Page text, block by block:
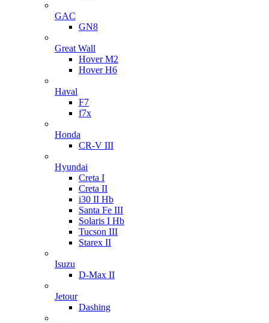
GAC
GN8
Great Wall
Hover M2
Hover H6
Haval
F7
f7x
Honda
CR-V III
Hyundai
Creta I
Creta II
i30 II Hb
Santa Fe III
Solaris I Hb
Tucson III
Starex II
Isuzu
D-Max II
Jetour
Dashing